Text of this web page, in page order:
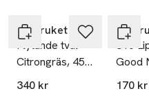
L:a Bruket
Flytande tvål
Citrongräs, 450
ml
340 kr
L:a
310
Good
170 kr